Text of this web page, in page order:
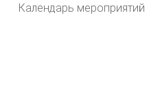
Календарь мероприятий